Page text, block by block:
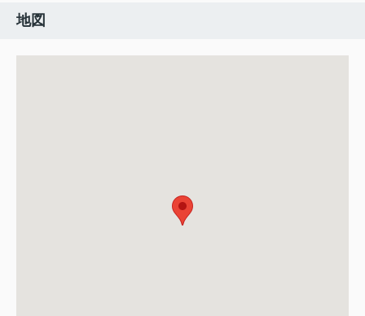
地図